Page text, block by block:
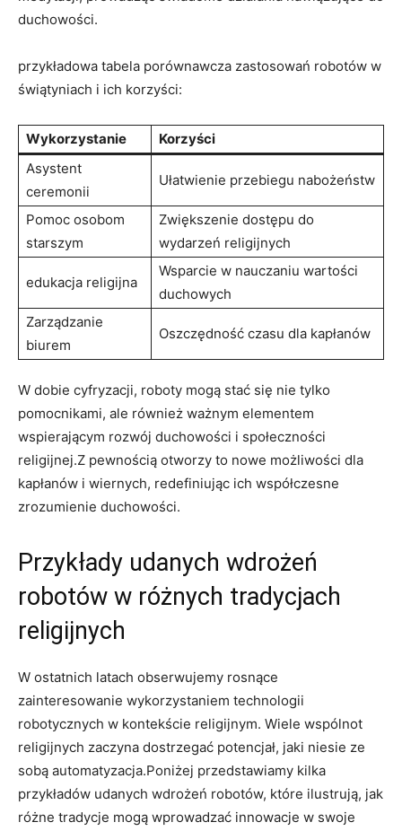
duchowości.
przykładowa tabela porównawcza zastosowań robotów w
świątyniach i ich korzyści:
Wykorzystanie
Korzyści
Asystent
ceremonii
Ułatwienie przebiegu nabożeństw
Pomoc osobom
starszym
Zwiększenie dostępu do
wydarzeń religijnych
edukacja religijna
Wsparcie w nauczaniu wartości
duchowych
Zarządzanie
biurem
Oszczędność czasu dla kapłanów
W dobie cyfryzacji, roboty mogą stać się nie tylko
pomocnikami, ale również ważnym elementem
wspierającym rozwój duchowości i społeczności
religijnej.Z pewnością otworzy to nowe możliwości dla
kapłanów i wiernych, redefiniując ich współczesne
zrozumienie duchowości.
Przykłady udanych wdrożeń
robotów w różnych tradycjach
religijnych
W ostatnich latach obserwujemy rosnące
zainteresowanie wykorzystaniem technologii
robotycznych w kontekście religijnym. Wiele wspólnot
religijnych zaczyna dostrzegać potencjał, jaki niesie ze
sobą automatyzacja.Poniżej przedstawiamy kilka
przykładów udanych wdrożeń robotów, które ilustrują, jak
różne tradycje mogą wprowadzać innowacje w swoje